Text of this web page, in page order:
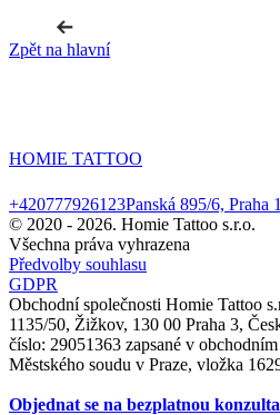
Zpět na hlavní
HOMIE TATTOO
+420777926123Panská 895/6, Praha 1
© 2020 - 2026. Homie Tattoo s.r.o.
Všechna práva vyhrazena
Předvolby souhlasu
GDPR
Obchodní společnosti Homie Tattoo
1135/50, Žižkov, 130 00 Praha 3,
číslo: 29051363 zapsané v
Městského soudu v Praze, vložka
Objednat se na bezplatnou